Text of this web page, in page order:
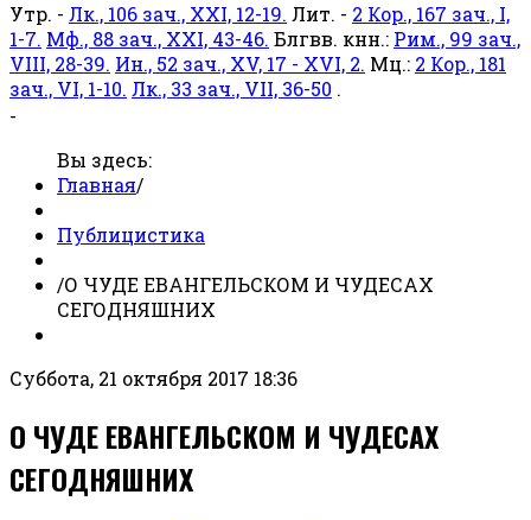
Утр. - Лк., 106 зач., XXI, 12-19. Лит. - 2 Кор., 167 зач., I,
1-7. Мф., 88 зач., XXI, 43-46. Блгвв. кнн.: Рим., 99 зач.,
VIII, 28-39. Ин., 52 зач., XV, 17 - XVI, 2. Мц.: 2 Кор., 181
зач., VI, 1-10. Лк., 33 зач., VII, 36-50 .
-
Вы здесь:
Главная/
Публицистика
/О ЧУДЕ ЕВАНГЕЛЬСКОМ И ЧУДЕСАХ
СЕГОДНЯШНИХ
Суббота, 21 октября 2017 18:36
О ЧУДЕ ЕВАНГЕЛЬСКОМ И ЧУДЕСАХ
СЕГОДНЯШНИХ